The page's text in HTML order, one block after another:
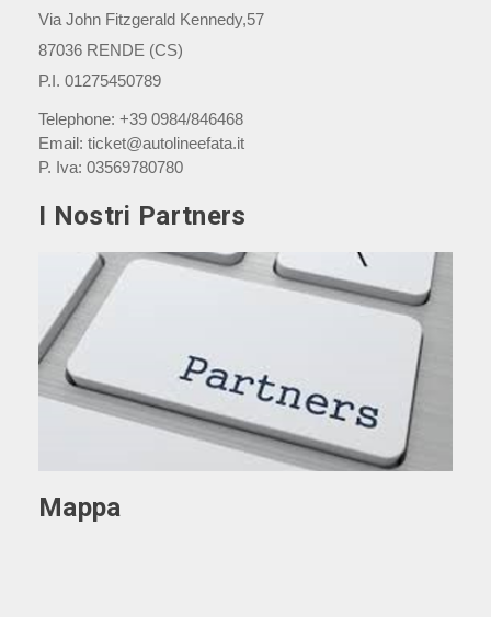
Via John Fitzgerald Kennedy,57
87036 RENDE (CS)
P.I. 01275450789
Telephone: +39 0984/846468
Email: ticket@autolineefata.it
P. Iva: 03569780780
I Nostri Partners
Mappa